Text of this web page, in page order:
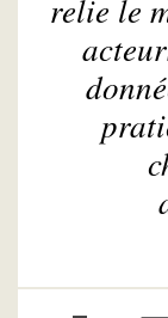
relie le